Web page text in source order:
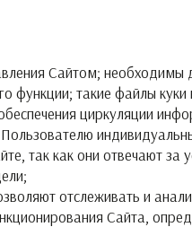
Сайтом;
такие файлы куки
циркуляции
так как они отвечают за
отслеживать и
Сайта,